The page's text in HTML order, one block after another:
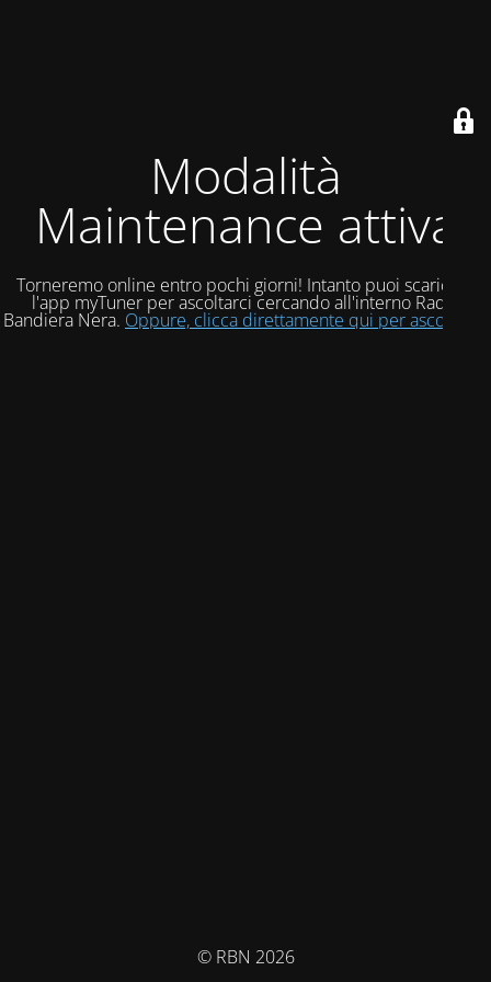
Modalità
Maintenance attiva
Torneremo online entro pochi giorni! Intanto puoi scaricare
l'app myTuner per ascoltarci cercando all'interno Radio
Bandiera Nera. Oppure, clicca direttamente qui per ascoltarci!
© RBN 2026